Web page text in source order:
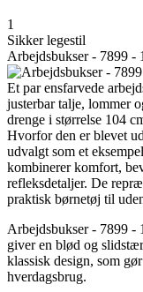
1
Sikker legestil
Arbejdsbukser - 7899 -
Et par ensfarvede
justerbar talje, lommer
drenge i størrelse 104
Hvorfor den er blevet
udvalgt som et
kombinerer komfort,
refleksdetaljer. De
praktisk børnetøj til
Arbejdsbukser - 7899 -
giver en blød og
klassisk design, som
hverdagsbrug.